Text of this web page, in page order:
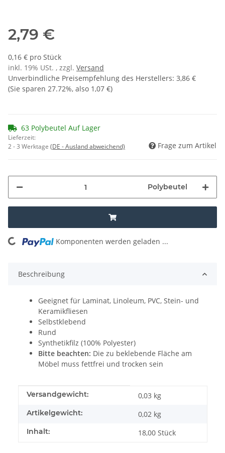
2,79 €
0,16 € pro Stück
inkl. 19% USt. , zzgl. Versand
Unverbindliche Preisempfehlung des Herstellers: 3,86 €
(Sie sparen 27.72%, also 1,07 €)
63 Polybeutel Auf Lager
Lieferzeit:
2 - 3 Werktage (DE - Ausland abweichend) Frage zum Artikel
Polybeutel
Komponenten werden geladen ...
Beschreibung
Geeignet für Laminat, Linoleum, PVC, Stein- und
Keramikfliesen
Selbstklebend
Rund
Synthetikfilz (100% Polyester)
Bitte beachten: Die zu beklebende Fläche am
Möbel muss fettfrei und trocken sein
Produkteigenschaft
Wert
Versandgewicht: 0,03 kg
Artikelgewicht: 0,02 kg
Inhalt: 18,00 Stück